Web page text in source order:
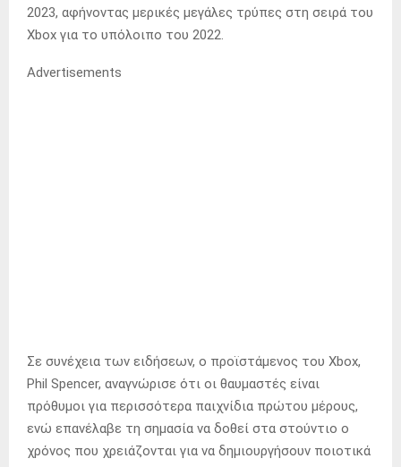
2023, αφήνοντας μερικές μεγάλες τρύπες στη σειρά του
Xbox για το υπόλοιπο του 2022.
Advertisements
Σε συνέχεια των ειδήσεων, ο προϊστάμενος του Xbox,
Phil Spencer, αναγνώρισε ότι οι θαυμαστές είναι
πρόθυμοι για περισσότερα παιχνίδια πρώτου μέρους,
ενώ επανέλαβε τη σημασία να δοθεί στα στούντιο ο
χρόνος που χρειάζονται για να δημιουργήσουν ποιοτικά